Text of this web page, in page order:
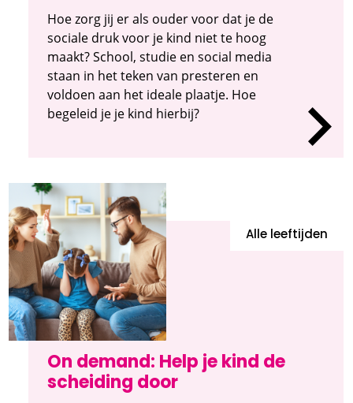
Hoe zorg jij er als ouder voor dat je de
sociale druk voor je kind niet te hoog
maakt? School, studie en social media
staan in het teken van presteren en
voldoen aan het ideale plaatje. Hoe
begeleid je je kind hierbij?
On demand: Help je kind de
scheiding door
Alle leeftijden